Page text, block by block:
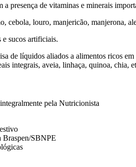
presença de vitaminas e minerais
cebola, louro, manjericão, manjerona,
e sucos artificiais.
de líquidos aliados a alimentos ricos
integrais, aveia, linhaça, quinoa, chia,
pela Nutricionista
Braspen/SBNPE